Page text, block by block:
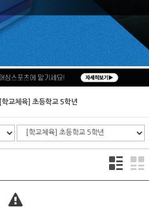
[학교체육] 초등학교 5학년